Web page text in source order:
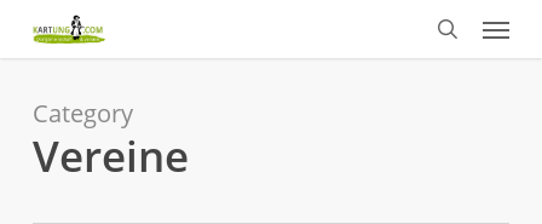
content
search
Menu
Category
Vereine